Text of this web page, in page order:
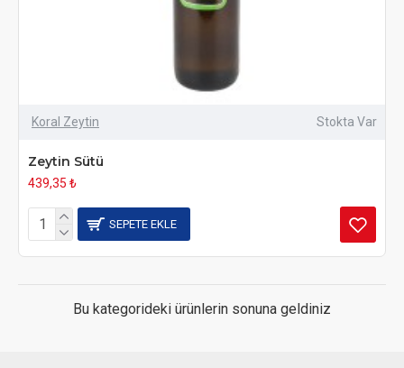
Koral Zeytin Stokta Var
Zeytin Sütü
439,35 ₺
SEPETE EKLE
Bu kategorideki ürünlerin sonuna geldiniz